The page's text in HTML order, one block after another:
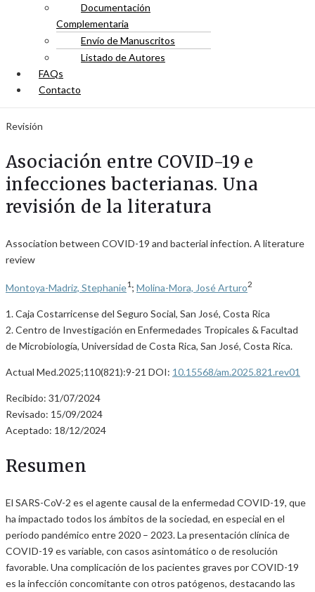
Documentación
Complementaria
Envío de Manuscritos
Listado de Autores
FAQs
Contacto
Revisión
Asociación entre COVID-19 e
infecciones bacterianas. Una
revisión de la literatura
Association between COVID-19 and bacterial infection. A literature
review
Montoya-Madriz, Stephanie1 ; Molina-Mora, José Arturo2
1. Caja Costarricense del Seguro Social, San José, Costa Rica
2. Centro de Investigación en Enfermedades Tropicales & Facultad
de Microbiología, Universidad de Costa Rica, San José, Costa Rica.
Actual Med.2025;110(821):9-21 DOI: 10.15568/am.2025.821.rev01
Recibido: 31/07/2024
Revisado: 15/09/2024
Aceptado: 18/12/2024
Resumen
El SARS-CoV-2 es el agente causal de la enfermedad COVID-19, que
ha impactado todos los ámbitos de la sociedad, en especial en el
periodo pandémico entre 2020 – 2023. La presentación clínica de
COVID-19 es variable, con casos asintomático o de resolución
favorable. Una complicación de los pacientes graves por COVID-19
es la infección concomitante con otros patógenos, destacando las